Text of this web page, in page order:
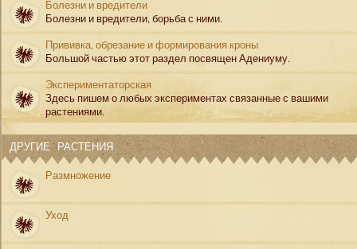
Болезни и вредители
Болезни и вредители, борьба с ними.
Прививка, обрезание и формирования кроны
Большой частью этот раздел посвящен Адениуму.
Экспериментаторская
Здесь пишем о любых экспериментах связанные с вашими
растениями.
ДРУГИЕ РАСТЕНИЯ
Размножение
Уход